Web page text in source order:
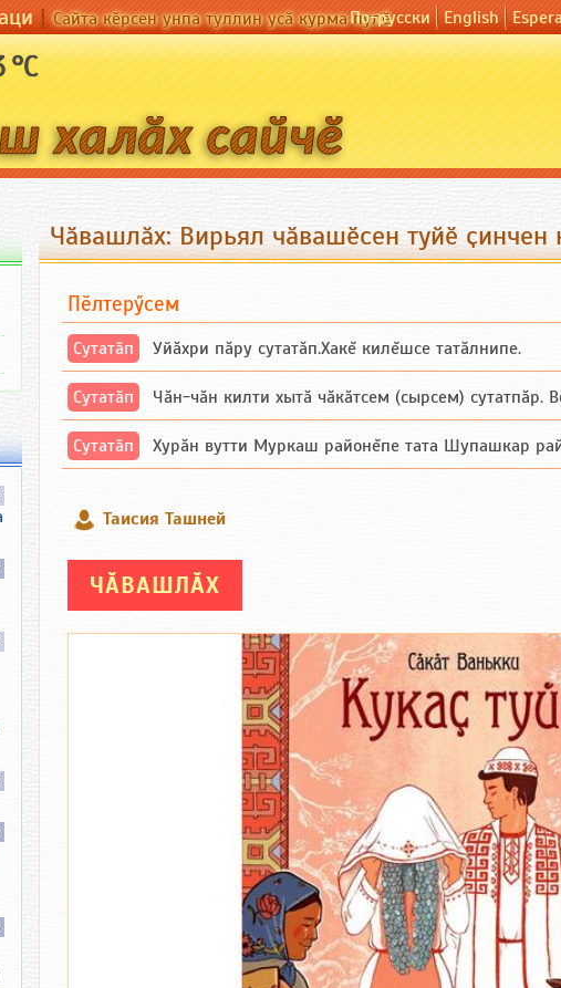
|Сайта кӗрсен унпа туллин усӑ курма пулӗПо-русски English
Чӑвашлӑх: Вирьял чӑвашӗсен туйӗ ҫинчен
Пӗлтерӳсем
Сутатӑп Уйăхри пăру сутатăп.Хакĕ килĕшсе татăлнипе.
Сутатӑп Чăн-чăн килти хытă чăкăтсем (сырсем) сутатпăр.
Сутатӑп Хурăн вутти Муркаш районĕпе тата Шупашкар
Таисия Ташней
ЧӐВАШЛӐХ